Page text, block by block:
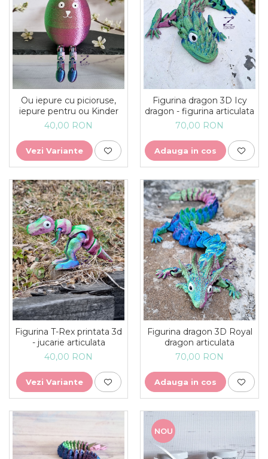
Ou iepure cu picioruse,
iepure pentru ou Kinder
40,00 RON
Vezi Variante
Figurina dragon 3D Icy
dragon - figurina articulata
70,00 RON
Adauga in cos
Figurina T-Rex printata 3d
- jucarie articulata
40,00 RON
Vezi Variante
Figurina dragon 3D Royal
dragon articulata
70,00 RON
Adauga in cos
NOU